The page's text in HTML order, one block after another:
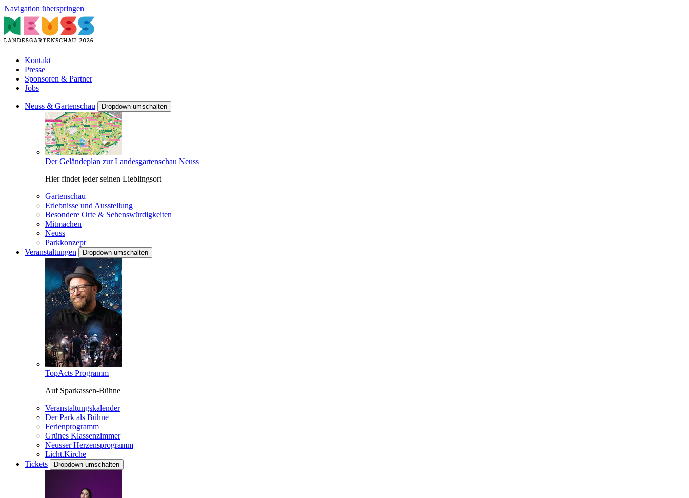
Navigation überspringen
Kontakt
Presse
Sponsoren & Partner
Jobs
Neuss & Gartenschau Dropdown umschalten
Der Geländeplan zur Landesgartenschau Neuss
Hier findet jeder seinen Lieblingsort
Gartenschau
Erlebnisse und Ausstellung
Besondere Orte & Sehenswürdigkeiten
Mitmachen
Neuss
Parkkonzept
Veranstaltungen
Dropdown umschalten
TopActs Programm
Auf Sparkassen-Bühne
Veranstaltungskalender
Der Park als Bühne
Ferienprogramm
Grünes Klassenzimmer
Neusser Herzensprogramm
Licht.Kirche
Tickets
Dropdown umschalten